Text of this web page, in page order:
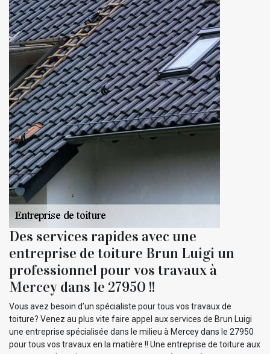
Des services rapides avec une
entreprise de toiture Brun Luigi un
professionnel pour vos travaux à
Mercey dans le 27950 !!
Vous avez besoin d’un spécialiste pour tous vos travaux de
toiture? Venez au plus vite faire appel aux services de Brun Luigi
une entreprise spécialisée dans le milieu à Mercey dans le 27950
pour tous vos travaux en la matière !! Une entreprise de toiture aux